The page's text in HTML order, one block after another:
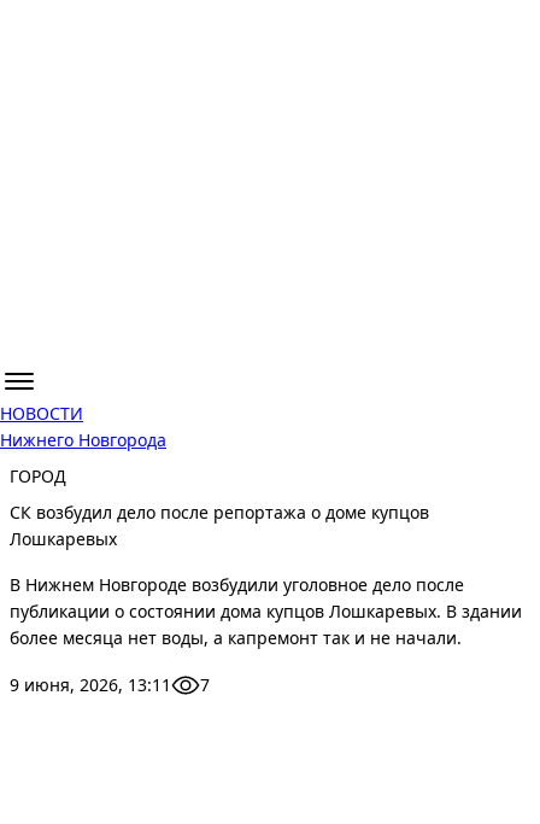
НОВОСТИ
Нижнего Новгорода
ГОРОД
СК возбудил дело после репортажа о доме купцов
Лошкаревых
В Нижнем Новгороде возбудили уголовное дело после
публикации о состоянии дома купцов Лошкаревых. В здании
более месяца нет воды, а капремонт так и не начали.
9 июня, 2026, 13:11 7